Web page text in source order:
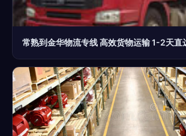
常熟到金华物流专线 高效货物运输 1-2天直